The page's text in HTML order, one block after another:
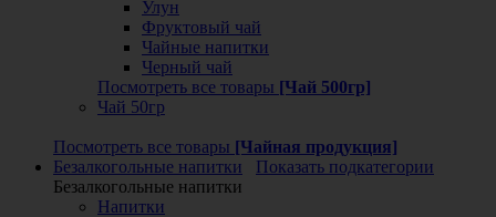
Улун
Фруктовый чай
Чайные напитки
Черный чай
Посмотреть все товары [Чай 500гр]
Чай 50гр
Посмотреть все товары [Чайная продукция]
Безалкогольные напитки
Показать подкатегории
Безалкогольные напитки
Напитки